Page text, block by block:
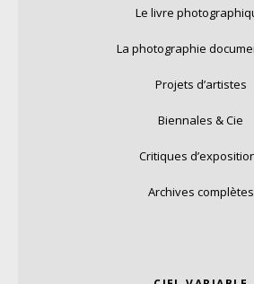
Le livre
La photographie
Projets d’artistes
Biennales & Cie
Critiques
Archives complètes